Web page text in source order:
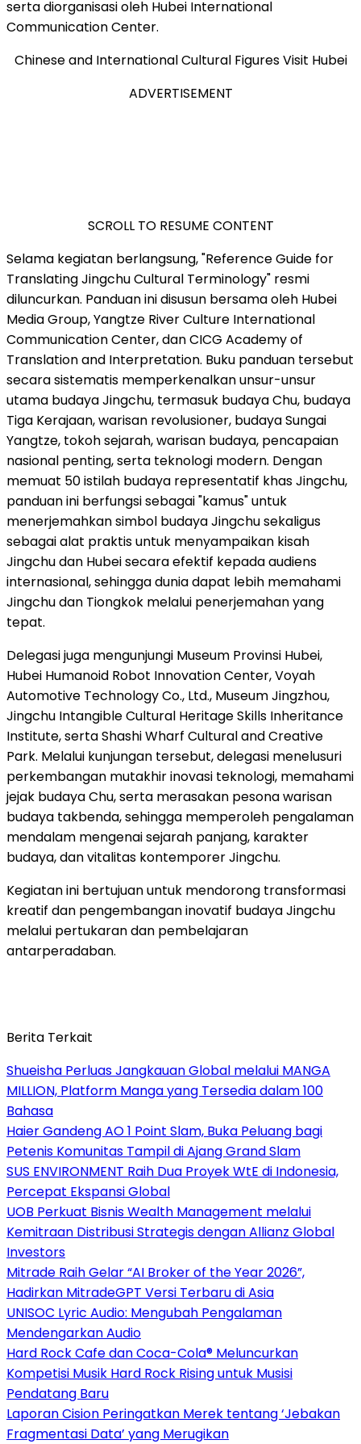
serta diorganisasi oleh Hubei International
Communication Center.
Chinese and International Cultural Figures Visit Hubei
ADVERTISEMENT
SCROLL TO RESUME CONTENT
Selama kegiatan berlangsung, "Reference Guide for
Translating Jingchu Cultural Terminology" resmi
diluncurkan. Panduan ini disusun bersama oleh Hubei
Media Group, Yangtze River Culture International
Communication Center, dan CICG Academy of
Translation and Interpretation. Buku panduan tersebut
secara sistematis memperkenalkan unsur-unsur
utama budaya Jingchu, termasuk budaya Chu, budaya
Tiga Kerajaan, warisan revolusioner, budaya Sungai
Yangtze, tokoh sejarah, warisan budaya, pencapaian
nasional penting, serta teknologi modern. Dengan
memuat 50 istilah budaya representatif khas Jingchu,
panduan ini berfungsi sebagai "kamus" untuk
menerjemahkan simbol budaya Jingchu sekaligus
sebagai alat praktis untuk menyampaikan kisah
Jingchu dan Hubei secara efektif kepada audiens
internasional, sehingga dunia dapat lebih memahami
Jingchu dan Tiongkok melalui penerjemahan yang
tepat.
Delegasi juga mengunjungi Museum Provinsi Hubei,
Hubei Humanoid Robot Innovation Center, Voyah
Automotive Technology Co., Ltd., Museum Jingzhou,
Jingchu Intangible Cultural Heritage Skills Inheritance
Institute, serta Shashi Wharf Cultural and Creative
Park. Melalui kunjungan tersebut, delegasi menelusuri
perkembangan mutakhir inovasi teknologi, memahami
jejak budaya Chu, serta merasakan pesona warisan
budaya takbenda, sehingga memperoleh pengalaman
mendalam mengenai sejarah panjang, karakter
budaya, dan vitalitas kontemporer Jingchu.
Kegiatan ini bertujuan untuk mendorong transformasi
kreatif dan pengembangan inovatif budaya Jingchu
melalui pertukaran dan pembelajaran
antarperadaban.
Berita Terkait
Shueisha Perluas Jangkauan Global melalui MANGA
MILLION, Platform Manga yang Tersedia dalam 100
Bahasa
Haier Gandeng AO 1 Point Slam, Buka Peluang bagi
Petenis Komunitas Tampil di Ajang Grand Slam
SUS ENVIRONMENT Raih Dua Proyek WtE di Indonesia,
Percepat Ekspansi Global
UOB Perkuat Bisnis Wealth Management melalui
Kemitraan Distribusi Strategis dengan Allianz Global
Investors
Mitrade Raih Gelar “AI Broker of the Year 2026”,
Hadirkan MitradeGPT Versi Terbaru di Asia
UNISOC Lyric Audio: Mengubah Pengalaman
Mendengarkan Audio
Hard Rock Cafe dan Coca-Cola® Meluncurkan
Kompetisi Musik Hard Rock Rising untuk Musisi
Pendatang Baru
Laporan Cision Peringatkan Merek tentang ‘Jebakan
Fragmentasi Data’ yang Merugikan